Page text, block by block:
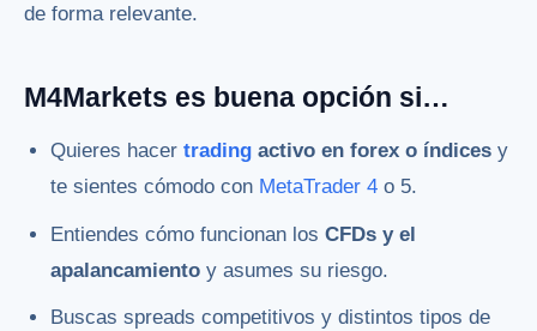
de forma relevante.
M4Markets es buena opción si…
Quieres hacertrading activo en forex o índices y
te sientes cómodo con MetaTrader 4 o 5.
Entiendes cómo funcionan losCFDs y el
apalancamiento y asumes su riesgo.
Buscas spreads competitivos y distintos tipos de